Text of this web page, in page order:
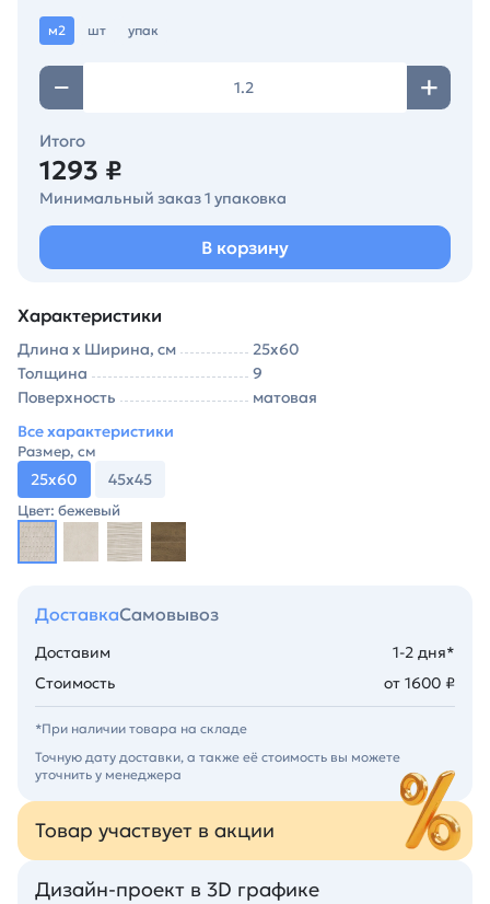
м2 шт упак
Итого
1293 ₽
Минимальный заказ 1 упаковка
В корзину
Характеристики
Длина х Ширина, см
25х60
Толщина
9
Поверхность
матовая
Все характеристики
Размер, см
25х60 45х45
Цвет: бежевый
ДоставкаСамовывоз
Доставим
1-2 дня*
Стоимость
от 1600 ₽
*При наличии товара на складе
Точную дату доставки, а также её стоимость вы можете
уточнить у менеджера
Товар участвует в акции
Дизайн-проект в 3D графике